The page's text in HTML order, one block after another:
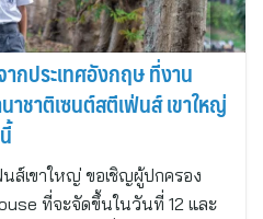
กประเทศอังกฤษ ที่งาน
าชาติเซนต์สตีเฟ่นส์ เขาใหญ่
นส์เขาใหญ่ ขอเชิญผู้ปกครอง
ที่จะจัดขึ้นในวันที่ 12 และ